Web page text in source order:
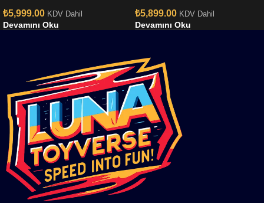
₺5,999.00 KDV Dahil
Devamını Oku
₺5,899.00 KDV Dahil
Devamını Oku